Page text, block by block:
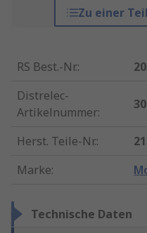
Zu einer
RS Best.-Nr.:
Distrelec-
Artikelnummer:
Herst. Teile-Nr.:
Marke:
Technische Daten